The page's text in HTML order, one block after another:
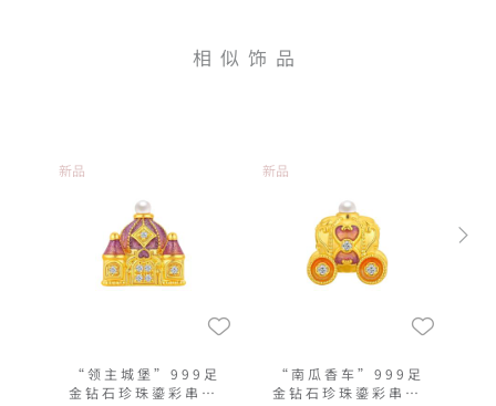
相似饰品
新品
“领主城堡”999足
金钻石珍珠鎏彩串饰
新品
“南瓜香车”999足
金钻石珍珠鎏彩串饰